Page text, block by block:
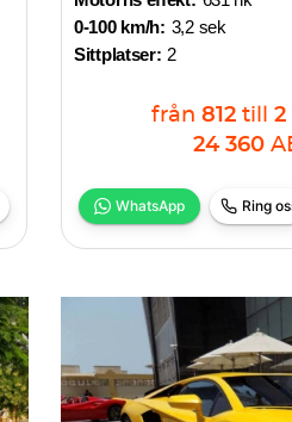
0-100 km/h: 3,2 sek
Sittplatser: 2
från 812 till 2
24 360
WhatsApp Ring